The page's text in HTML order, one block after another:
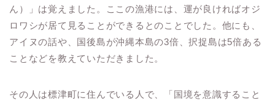
ん）」は覚えました。ここの漁港には、運が良ければオジ
ロワシが居て見ることができるとのことでした。他にも、
アイヌの話や、国後島が沖縄本島の3倍、択捉島は5倍ある
ことなどを教えていただきました。
その人は標津町に住んでいる人で、「国境を意識すること